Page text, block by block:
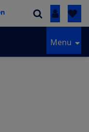
Inloggen
Menu